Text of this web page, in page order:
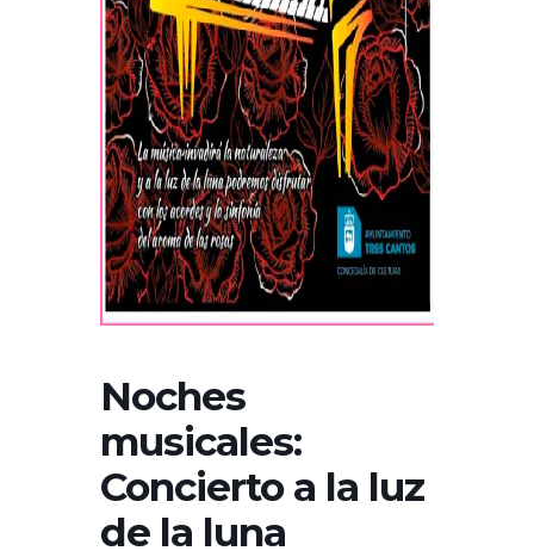
Noches
musicales:
Concierto a la luz
de la luna